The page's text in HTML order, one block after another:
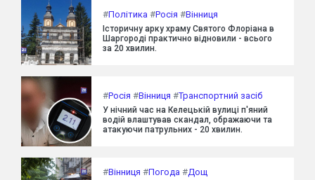
#Політика #Росія #Вінниця
Історичну арку храму Святого Флоріана в
Шаргороді практично відновили - всього
за 20 хвилин.
#Росія #Вінниця #Транспортний засіб
У нічний час на Келецькій вулиці п'яний
водій влаштував скандал, ображаючи та
атакуючи патрульних - 20 хвилин.
#Вінниця #Погода #Дощ